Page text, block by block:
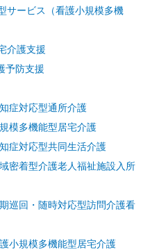
ービス（看護小規模多機
介護支援
予防支援
症対応型通所介護
模多機能型居宅介護
症対応型共同生活介護
密着型介護老人福祉施設入所
巡回・随時対応型訪問介護看
小規模多機能型居宅介護